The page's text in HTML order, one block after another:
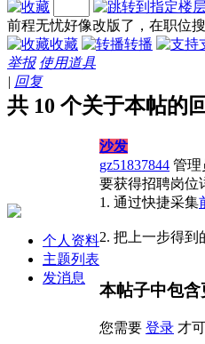
前程无忧好像改版了，在职位
收藏
转播
举报 使用道具
| 回复
共 10 个关于本帖的
个人资料
主题列表
发消息
沙发
gz51837844 管理
要获得招聘岗位
1. 通过快捷采集
2. 把上一步得
本帖子中包
您需要 登录 才